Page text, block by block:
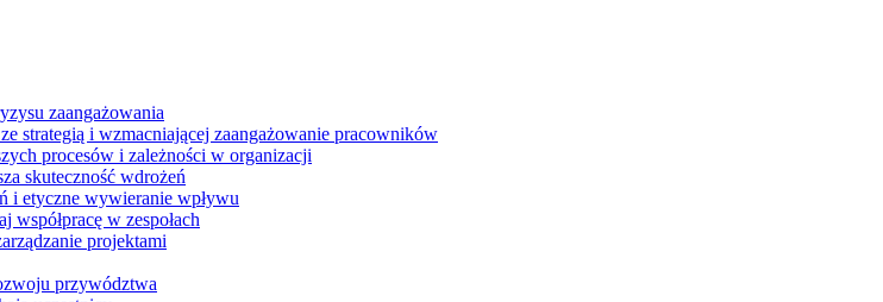
zaangażowania
strategią i wzmacniającej zaangażowanie pracowników
procesów i zależności w organizacji
skuteczność wdrożeń
i etyczne wywieranie wpływu
w zespołach
projektami
przywództwa